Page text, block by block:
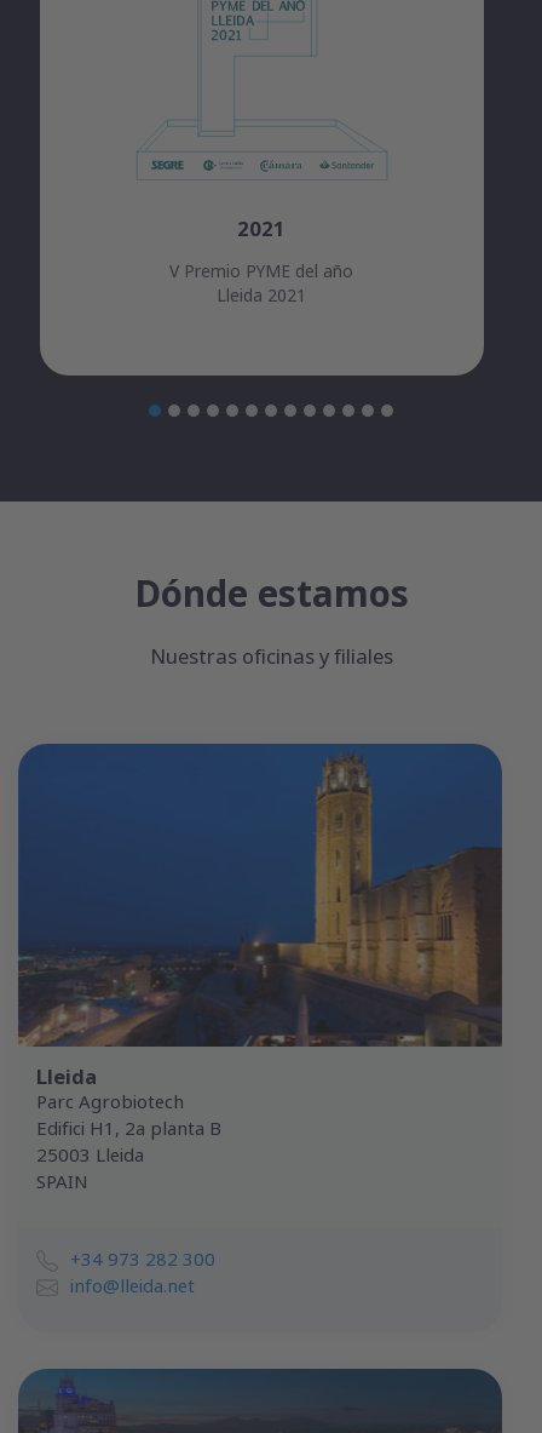
2021
V Premio PYME del año
Lleida 2021
Dónde estamos
Nuestras oficinas y filiales
Lleida
Parc Agrobiotech
Edifici H1, 2a planta B
25003 Lleida
SPAIN
+34 973 282 300
info@lleida.net